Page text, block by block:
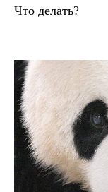
Что делать?